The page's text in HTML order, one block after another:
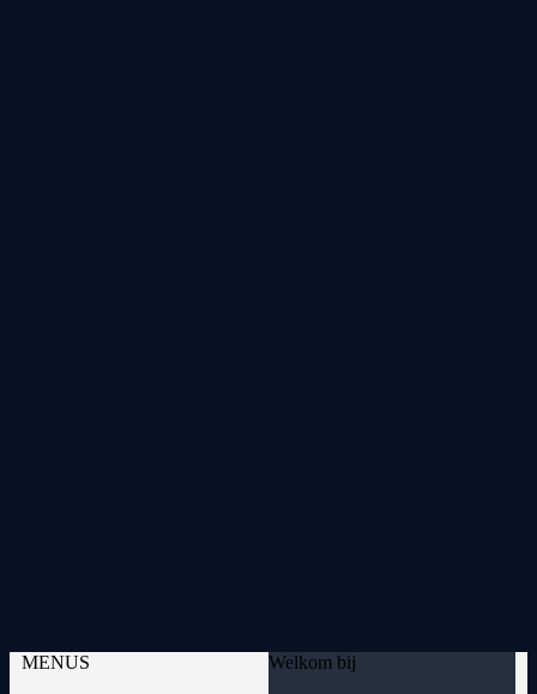
Welkom bij
MENUS